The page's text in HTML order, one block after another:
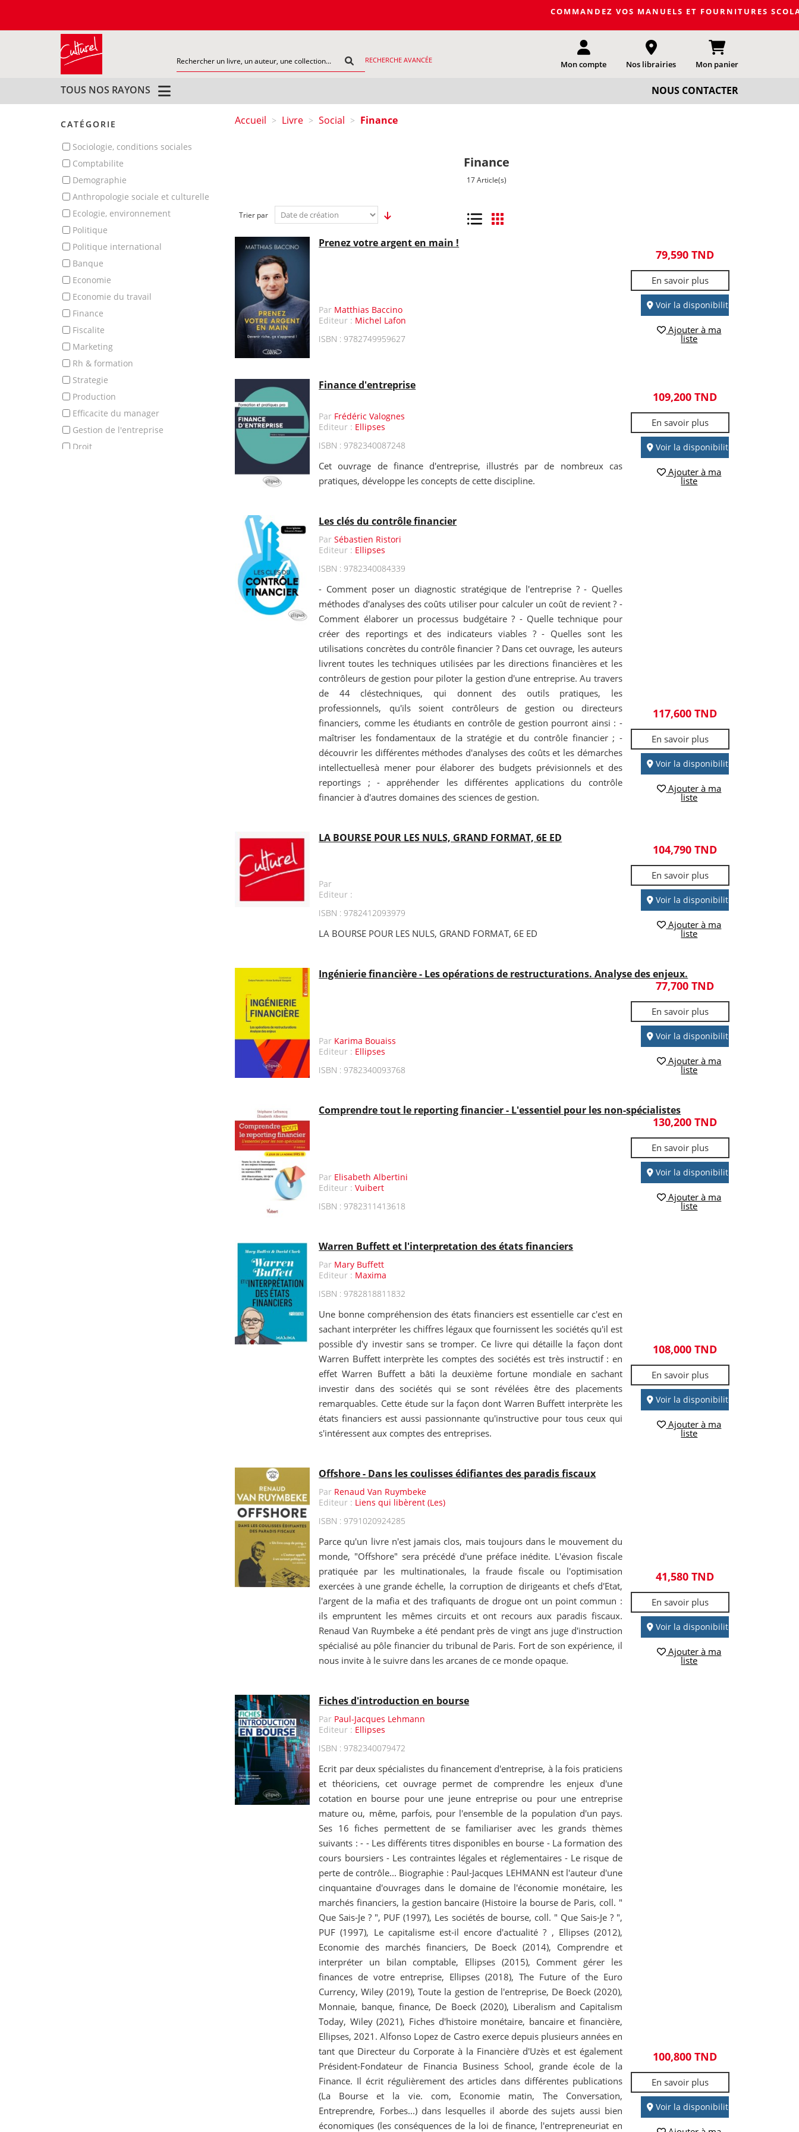
COMMANDEZ VOS MANUELS ET FOURNITURES
RECHERCHE AVANCÉE Mon compte Nos librairies Mon panier
TOUS NOS RAYONS NOUS CONTACTER
CATÉGORIE
sociologie, conditions sociales
comptabilite
demographie
anthropologie sociale et culturelle
ecologie, environnement
politique
politique international
banque
economie
economie du travail
finance
fiscalite
marketing
rh & formation
strategie
production
efficacite du manager
gestion de l'entreprise
droit
Accueil > Livre > Social > Finance
Finance
17 Article(s)
Trier par Liste Grille
Prenez votre argent en main !
Par Matthias Baccino
Editeur : Michel Lafon
ISBN : 9782749959627
79,590 TND
En savoir plus
Voir la disponibilité
Ajouter à ma
liste
Finance d'entreprise
Par Frédéric Valognes
Editeur : Ellipses
ISBN : 9782340087248
Cet ouvrage de finance d'entreprise, illustrés par de nombreux cas
pratiques, développe les concepts de cette discipline.
109,200 TND
En savoir plus
Voir la disponibilité
Ajouter à ma
liste
Les clés du contrôle financier
ParSébastien Ristori
Editeur : Ellipses
ISBN : 9782340084339
- Comment poser un diagnostic stratégique de l'entreprise ? - Quelles
méthodes d'analyses des coûts utiliser pour calculer un coût de revient ? -
Comment élaborer un processus budgétaire ? - Quelle technique pour
créer des reportings et des indicateurs viables ? - Quelles sont les
utilisations concrètes du contrôle financier ? Dans cet ouvrage, les auteurs
livrent toutes les techniques utilisées par les directions financières et les
contrôleurs de gestion pour piloter la gestion d'une entreprise. Au travers
de 44 cléstechniques, qui donnent des outils pratiques, les
professionnels, qu'ils soient contrôleurs de gestion ou directeurs
financiers, comme les étudiants en contrôle de gestion pourront ainsi : -
maîtriser les fondamentaux de la stratégie et du contrôle financier ; -
découvrir les différentes méthodes d'analyses des coûts et les démarches
intellectuellesà mener pour élaborer des budgets prévisionnels et des
reportings ; - appréhender les différentes applications du contrôle
financier à d'autres domaines des sciences de gestion.
117,600 TND
En savoir plus
Voir la disponibilité
Ajouter à ma
liste
LA BOURSE POUR LES NULS, GRAND FORMAT, 6E ED
Par
Editeur :
ISBN : 9782412093979
LA BOURSE POUR LES NULS, GRAND FORMAT, 6E ED
104,790 TND
En savoir plus
Voir la disponibilité
Ajouter à ma
liste
Ingénierie financière - Les opérations de restructurations. Analyse des enjeux.
Par Karima Bouaiss
Editeur : Ellipses
ISBN : 9782340093768
77,700 TND
En savoir plus
Voir la disponibilité
Ajouter à ma
liste
Comprendre tout le reporting financier - L'essentiel pour les non-spécialistes
Par Elisabeth Albertini
Editeur :Vuibert
ISBN : 9782311413618
130,200 TND
En savoir plus
Voir la disponibilité
Ajouter à ma
liste
Warren Buffett et l'interpretation des états financiers
Par Mary Buffett
Editeur : Maxima
ISBN : 9782818811832
Une bonne compréhension des états financiers est essentielle car c'est en
sachant interpréter les chiffres légaux que fournissent les sociétés qu'il est
possible d'y investir sans se tromper. Ce livre qui détaille la façon dont
Warren Buffett interprète les comptes des sociétés est très instructif : en
effet Warren Buffett a bâti la deuxième fortune mondiale en sachant
investir dans des sociétés qui se sont révélées être des placements
remarquables. Cette étude sur la façon dont Warren Buffett interprète les
états financiers est aussi passionnante qu'instructive pour tous ceux qui
s'intéressent aux comptes des entreprises.
108,000 TND
En savoir plus
Voir la disponibilité
Ajouter à ma
liste
Offshore - Dans les coulisses édifiantes des paradis fiscaux
Par Renaud Van Ruymbeke
Editeur : Liens qui libèrent (Les)
ISBN : 9791020924285
Parce qu'un livre n'est jamais clos, mais toujours dans le mouvement du
monde, "Offshore" sera précédé d'une préface inédite. L'évasion fiscale
pratiquée par les multinationales, la fraude fiscale ou l'optimisation
exercées à une grande échelle, la corruption de dirigeants et chefs d'Etat,
l'argent de la mafia et des trafiquants de drogue ont un point commun :
ils empruntent les mêmes circuits et ont recours aux paradis fiscaux.
Renaud Van Ruymbeke a été pendant près de vingt ans juge d'instruction
spécialisé au pôle financier du tribunal de Paris. Fort de son expérience, il
nous invite à le suivre dans les arcanes de ce monde opaque.
41,580 TND
En savoir plus
Voir la disponibilité
Ajouter à ma
liste
Fiches d'introduction en bourse
Par Paul-Jacques Lehmann
Editeur : Ellipses
ISBN : 9782340079472
Ecrit par deux spécialistes du financement d'entreprise, à la fois praticiens
et théoriciens, cet ouvrage permet de comprendre les enjeux d'une
cotation en bourse pour une jeune entreprise ou pour une entreprise
mature ou, même, parfois, pour l'ensemble de la population d'un pays.
Ses 16 fiches permettent de se familiariser avec les grands thèmes
suivants : - - Les différents titres disponibles en bourse - La formation des
cours boursiers - Les contraintes légales et réglementaires - Le risque de
perte de contrôle... Biographie : Paul-Jacques LEHMANN est l'auteur d'une
cinquantaine d'ouvrages dans le domaine de l'économie monétaire, les
marchés financiers, la gestion bancaire (Histoire la bourse de Paris, coll. "
Que Sais-Je ? ", PUF (1997), Les sociétés de bourse, coll. " Que Sais-Je ? ",
PUF (1997), Le capitalisme est-il encore d'actualité ? , Ellipses (2012),
Economie des marchés financiers, De Boeck (2014), Comprendre et
interpréter un bilan comptable, Ellipses (2015), Comment gérer les
finances de votre entreprise, Ellipses (2018), The Future of the Euro
Currency, Wiley (2019), Toute la gestion de l'entreprise, De Boeck (2020),
Monnaie, banque, finance, De Boeck (2020), Liberalism and Capitalism
Today, Wiley (2021), Fiches d'histoire monétaire, bancaire et financière,
Ellipses, 2021. Alfonso Lopez de Castro exerce depuis plusieurs années en
tant que Directeur du Corporate à la Financière d'Uzès et est également
Président-Fondateur de Financia Business School, grande école de la
Finance. Il écrit régulièrement des articles dans différentes publications
(La Bourse et la vie. com, Economie matin, The Conversation,
Entreprendre, Forbes...) dans lesquelles il aborde des sujets aussi bien
économiques (les conséquences de la loi de finance, l'entrepreneuriat en
100,800 TND
En savoir plus
Voir la disponibilité